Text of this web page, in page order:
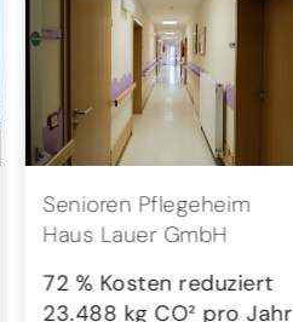
Senioren Pflegeheim
Haus Lauer GmbH
72 % Kosten reduziert
23.488 kg CO² pro Jahr